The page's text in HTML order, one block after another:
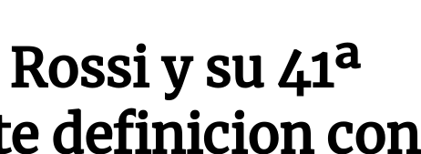
y su 41ª
definicion con